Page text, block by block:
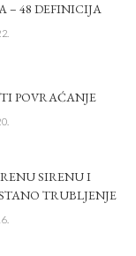
– 48 DEFINICIJA
POVRAĆANJE
SIRENU I
TRUBLJENJE